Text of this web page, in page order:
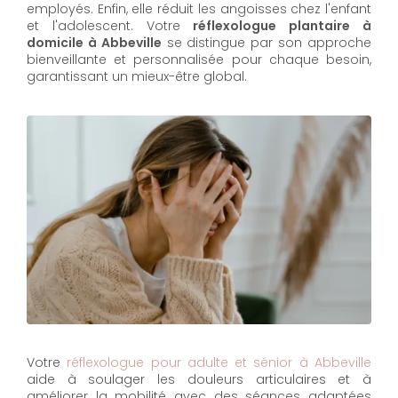
employés. Enfin, elle réduit les angoisses chez l'enfant
et l'adolescent. Votre réflexologue plantaire à
domicile à Abbeville se distingue par son approche
bienveillante et personnalisée pour chaque besoin,
garantissant un mieux-être global.
Votre réflexologue pour adulte et sénior à Abbeville
aide à soulager les douleurs articulaires et à